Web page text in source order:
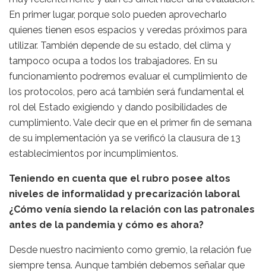
En primer lugar, porque solo pueden aprovecharlo
quienes tienen esos espacios y veredas próximos para
utilizar. También depende de su estado, del clima y
tampoco ocupa a todos los trabajadores. En su
funcionamiento podremos evaluar el cumplimiento de
los protocolos, pero acá también será fundamental el
rol del Estado exigiendo y dando posibilidades de
cumplimiento. Vale decir que en el primer fin de semana
de su implementación ya se verificó la clausura de 13
establecimientos por incumplimientos.
Teniendo en cuenta que el rubro posee altos
niveles de informalidad y precarización laboral
¿Cómo venía siendo la relación con las patronales
antes de la pandemia y cómo es ahora?
Desde nuestro nacimiento como gremio, la relación fue
siempre tensa. Aunque también debemos señalar que